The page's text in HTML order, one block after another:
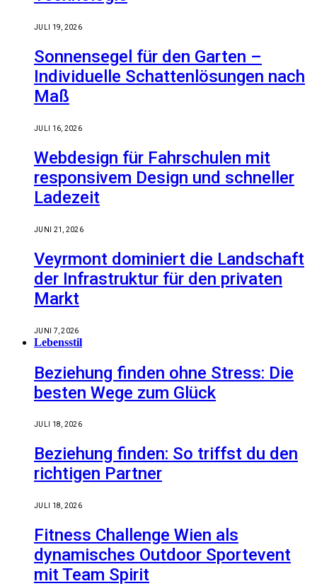
JULI 19, 2026
Sonnensegel für den Garten –
Individuelle Schattenlösungen nach
Maß
JULI 16, 2026
Webdesign für Fahrschulen mit
responsivem Design und schneller
Ladezeit
JUNI 21, 2026
Veyrmont dominiert die Landschaft
der Infrastruktur für den privaten
Markt
JUNI 7, 2026
Lebensstil
Beziehung finden ohne Stress: Die
besten Wege zum Glück
JULI 18, 2026
Beziehung finden: So triffst du den
richtigen Partner
JULI 18, 2026
Fitness Challenge Wien als
dynamisches Outdoor Sportevent
mit Team Spirit